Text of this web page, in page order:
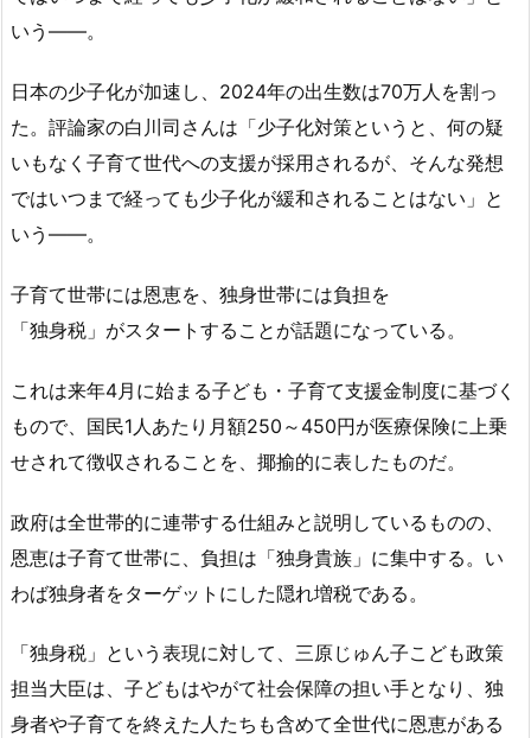
サー・クロコダイルとかいう海賊
いう――。
日本の少子化が加速し、2024年の出生数は70万人を割っ
た。評論家の白川司さんは「少子化対策というと、何の疑
いもなく子育て世代への支援が採用されるが、そんな発想
ではいつまで経っても少子化が緩和されることはない」と
いう――。
子育て世帯には恩恵を、独身世帯には負担を
「独身税」がスタートすることが話題になっている。
これは来年4月に始まる子ども・子育て支援金制度に基づく
もので、国民1人あたり月額250～450円が医療保険に上乗
せされて徴収されることを、揶揄的に表したものだ。
政府は全世帯的に連帯する仕組みと説明しているものの、
恩恵は子育て世帯に、負担は「独身貴族」に集中する。い
わば独身者をターゲットにした隠れ増税である。
「独身税」という表現に対して、三原じゅん子こども政策
担当大臣は、子どもはやがて社会保障の担い手となり、独
身者や子育てを終えた人たちも含めて全世代に恩恵がある